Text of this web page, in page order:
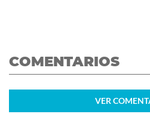
COMENTARIOS
VER